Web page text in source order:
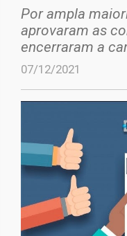
Por ampla
aprovaram as
encerraram a
07/12/2021